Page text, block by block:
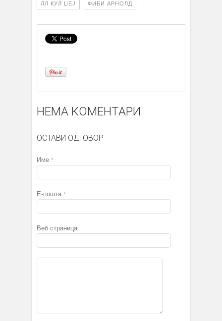
ЛЛ КУЛ ЏЕЈ ФИБИ АРНОЛД
НЕМА КОМЕНТАРИ
ОСТАВИ ОДГОВОР
Име *
Е-пошта *
Веб страница